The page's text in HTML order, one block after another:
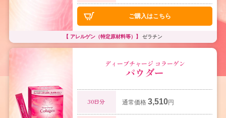
ご購入はこちら
【 アレルゲン（特定原材料等）】 ゼラチン
ディープチャージ コラーゲン
パウダー
30日分 通常価格 3,510円